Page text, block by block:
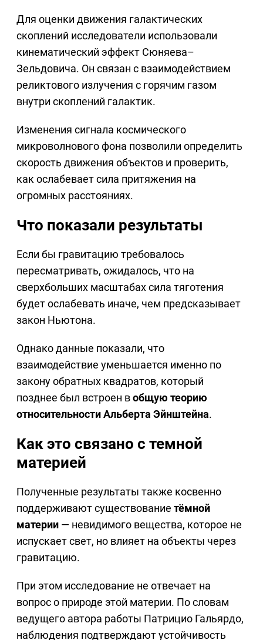
Для оценки движения галактических
скоплений исследователи использовали
кинематический эффект Сюняева–
Зельдовича. Он связан с взаимодействием
реликтового излучения с горячим газом
внутри скоплений галактик.
Изменения сигнала космического
микроволнового фона позволили определить
скорость движения объектов и проверить,
как ослабевает сила притяжения на
огромных расстояниях.
Что показали результаты
Если бы гравитацию требовалось
пересматривать, ожидалось, что на
сверхбольших масштабах сила тяготения
будет ослабевать иначе, чем предсказывает
закон Ньютона.
Однако данные показали, что
взаимодействие уменьшается именно по
закону обратных квадратов, который
позднее был встроен вобщую теорию
относительности Альберта Эйнштейна.
Как это связано с темной
материей
Полученные результаты также косвенно
поддерживают существование тёмной
материи — невидимого вещества, которое не
испускает свет, но влияет на объекты через
гравитацию.
При этом исследование не отвечает на
вопрос о природе этой материи. По словам
ведущего автора работы Патрицио Гальярдо,
наблюдения подтверждают устойчивость